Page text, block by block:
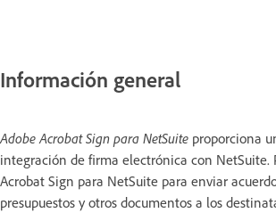
Información general
Adobe Acrobat Sign para NetSuite proporciona
integración de firma electrónica con NetSuite.
Acrobat Sign para NetSuite para enviar
presupuestos y otros documentos a los